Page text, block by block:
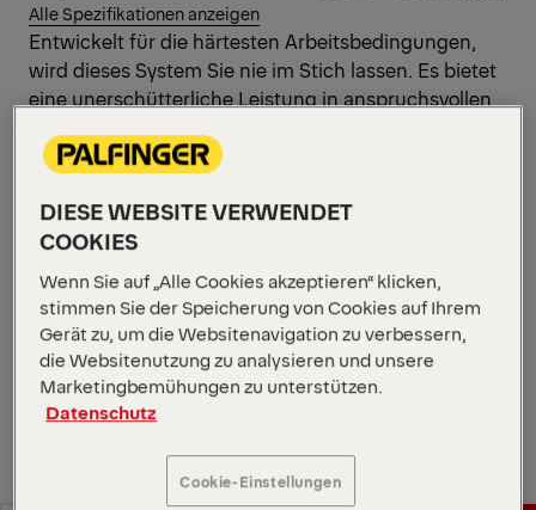
Alle Spezifikationen anzeigen
Entwickelt für die härtesten Arbeitsbedingungen,
wird dieses System Sie nie im Stich lassen. Es bietet
eine unerschütterliche Leistung in anspruchsvollen
Konstruktion gewährleistet volle Hubkraft auch
Lasten die Erwartungen übertreffen oder Container
in Gräben feststecken. Wenn Zuverlässigkeit am
wichtigsten ist, sorgt dieses System dafür, dass die
Arbeit weitergeht.
Angebot anfordern
Angebot anfordern
Vertriebspartner finden
Vertriebspartner finden
DIESE WEBSITE VERWENDET
COOKIES
Wenn Sie auf „Alle Cookies akzeptieren“ klicken,
stimmen Sie der Speicherung von Cookies auf Ihrem
Gerät zu, um die Websitenavigation zu verbessern,
die Websitenutzung zu analysieren und unsere
Marketingbemühungen zu unterstützen.
Datenschutz
Cookie-Einstellungen